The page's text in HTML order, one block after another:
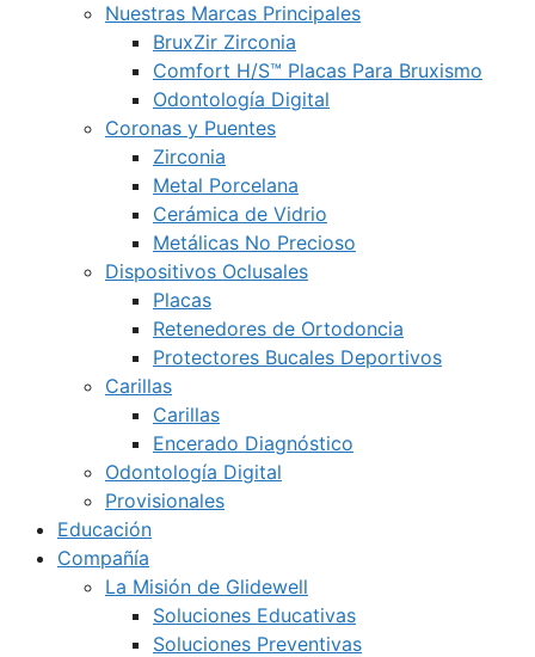
Nuestras Marcas Principales
BruxZir Zirconia
Comfort H/S™ Placas Para Bruxismo
Odontología Digital
Coronas y Puentes
Zirconia
Metal Porcelana
Cerámica de Vidrio
Metálicas No Precioso
Dispositivos Oclusales
Placas
Retenedores de Ortodoncia
Protectores Bucales Deportivos
Carillas
Carillas
Encerado Diagnóstico
Odontología Digital
Provisionales
Educación
Compañía
La Misión de Glidewell
Soluciones Educativas
Soluciones Preventivas